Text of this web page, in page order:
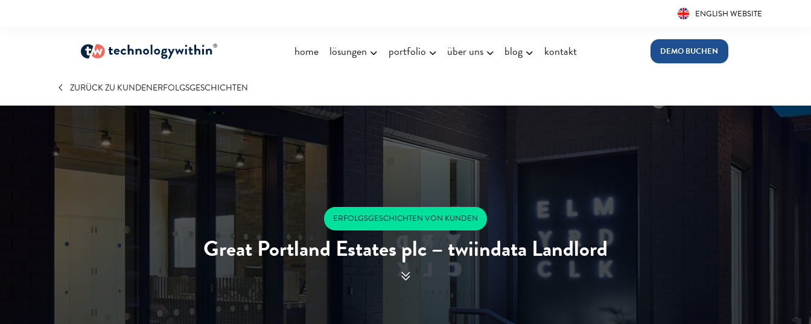
ENGLISH WEBSITE
home lösungen portfolio über uns blog kontakt DEMO BUCHEN
ZURÜCK ZU KUNDENERFOLGSGESCHICHTEN
ERFOLGSGESCHICHTEN VON KUNDEN
Great Portland Estates plc – twiindata Landlord